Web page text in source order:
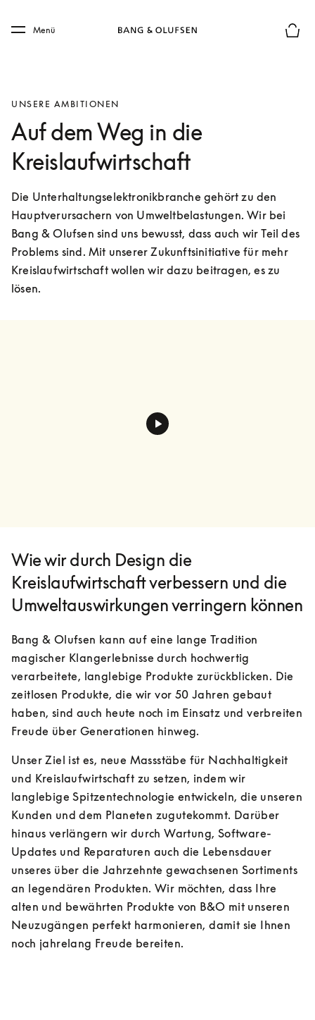
Skip to main footer
Menü
UNSERE AMBITIONEN
Auf dem Weg in die
Kreislaufwirtschaft
Die Unterhaltungselektronikbranche gehört zu den
Hauptverursachern von Umweltbelastungen. Wir bei
Bang & Olufsen sind uns bewusst, dass auch wir Teil des
Problems sind. Mit unserer Zukunftsinitiative für mehr
Kreislaufwirtschaft wollen wir dazu beitragen, es zu
lösen.
Wie wir durch Design die
Kreislaufwirtschaft verbessern und die
Umweltauswirkungen verringern können
Bang & Olufsen kann auf eine lange Tradition
magischer Klangerlebnisse durch hochwertig
verarbeitete, langlebige Produkte zurückblicken. Die
zeitlosen Produkte, die wir vor 50 Jahren gebaut
haben, sind auch heute noch im Einsatz und verbreiten
Freude über Generationen hinweg.
Unser Ziel ist es, neue Massstäbe für Nachhaltigkeit
und Kreislaufwirtschaft zu setzen, indem wir
langlebige Spitzentechnologie entwickeln, die unseren
Kunden und dem Planeten zugutekommt. Darüber
hinaus verlängern wir durch Wartung, Software-
Updates und Reparaturen auch die Lebensdauer
unseres über die Jahrzehnte gewachsenen Sortiments
an legendären Produkten. Wir möchten, dass Ihre
alten und bewährten Produkte von B&O mit unseren
Neuzugängen perfekt harmonieren, damit sie Ihnen
noch jahrelang Freude bereiten.